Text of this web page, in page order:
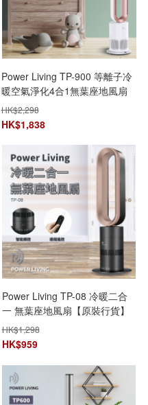
Power Living TP-900 等離子冷
暖空氣淨化4合1無葉座地風扇
【原裝行貨】【+贈送1張 百佳
現金券 $50】
HK$2,298
HK$1,838
Power Living TP-08 冷暖二合
一 無葉座地風扇【原裝行貨】
【+贈送1件Kusa NM300
iRelax 6滾輪頸椎按摩器】
HK$1,298
HK$959